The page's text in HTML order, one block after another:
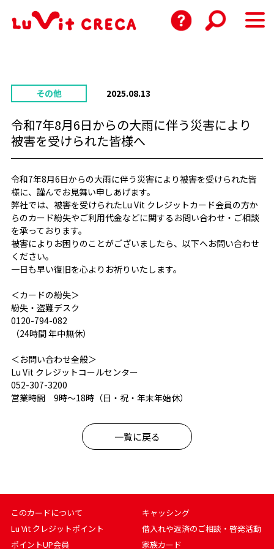
その他 2025.08.13
令和7年8月6日からの大雨に伴う災害により
被害を受けられた皆様へ
令和7年8月6日からの大雨に伴う災害により被害を受けられた皆
様に、謹んでお見舞い申しあげます。
弊社では、被害を受けられたLu Vit クレジットカード会員の方か
らのカード紛失やご利用代金などに関するお問い合わせ・ご相談
を承っております。
被害によりお困りのことがございましたら、以下へお問い合わせ
ください。
一日も早い復旧を心よりお祈りいたします。
＜カードの紛失＞
紛失・盗難デスク
0120-794-082
（24時間 年中無休）
＜お問い合わせ全般＞
Lu Vit クレジットコールセンター
052-307-3200
営業時間 9時～18時（日・祝・年末年始休）
一覧に戻る
このカードについて
Lu Vit クレジットポイント
ポイントUP会員
キャッシング
借入れや返済のご相談・啓発活動
家族カード